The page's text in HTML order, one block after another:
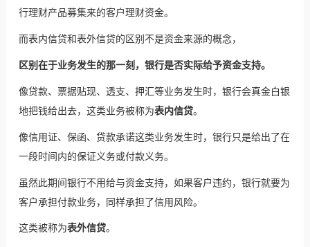
行理财产品募集来的客户理财资金。
而表内信贷和表外信贷的区别不是资金来源的概念，
区别在于业务发生的那一刻，银行是否实际给予资金支持。
像贷款、 票据贴现、透支、押汇等业务发生时，银行会真金白银
地把钱给出去，这类业务被称为表内信贷。
像信用证、保函、贷款承诺这类业务发生时，银行只是给出了在
一段时间内的保证义务或付款义务。
虽然此期间银行不用给与资金支持，如果客户违约，银行就要为
客户承担付款业务，同样承担了信用风险。
这类被称为表外信贷。